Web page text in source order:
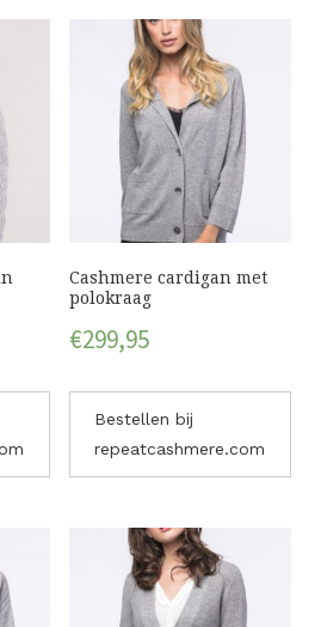
Cashmere cardigan met
polokraag
€299,95
Bestellen bij
repeatcashmere.com